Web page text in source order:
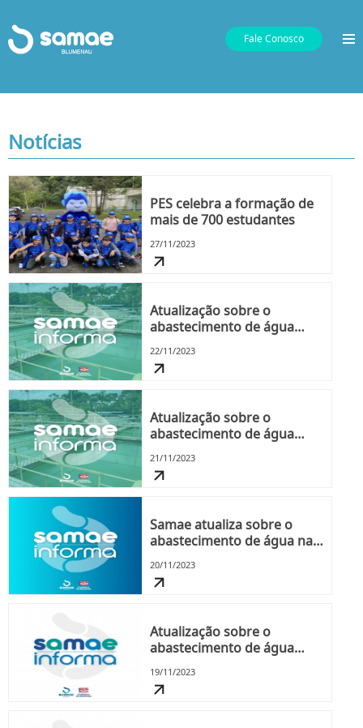
Fale Conosco
Notícias
PES celebra a formação de
mais de 700 estudantes
27/11/2023
Atualização sobre o
abastecimento de água
22/11/2023
Atualização sobre o
abastecimento de água
21/11/2023
Samae atualiza sobre o
abastecimento de água na
dia 20
20/11/2023
Atualização sobre o
abastecimento de água
19/11/2023